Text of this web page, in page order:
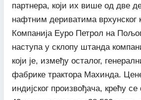
партнера, који их више од две
нафтним дериватима врхунског
Компанија Еуро Петрол на
наступа у склопу штанда
који је, између осталог,
фабрике трактора Махинда.
индијског произвођача, крећу